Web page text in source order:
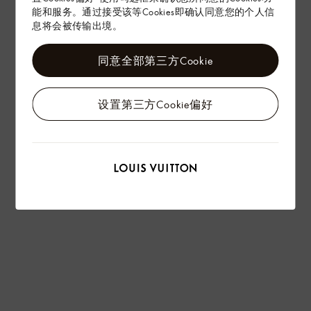
能和服务。通过接受该等Cookies即确认同意您的个人信
息将会被传输出境。
设置第三方Cookie偏好
同意全部第三方Cookie